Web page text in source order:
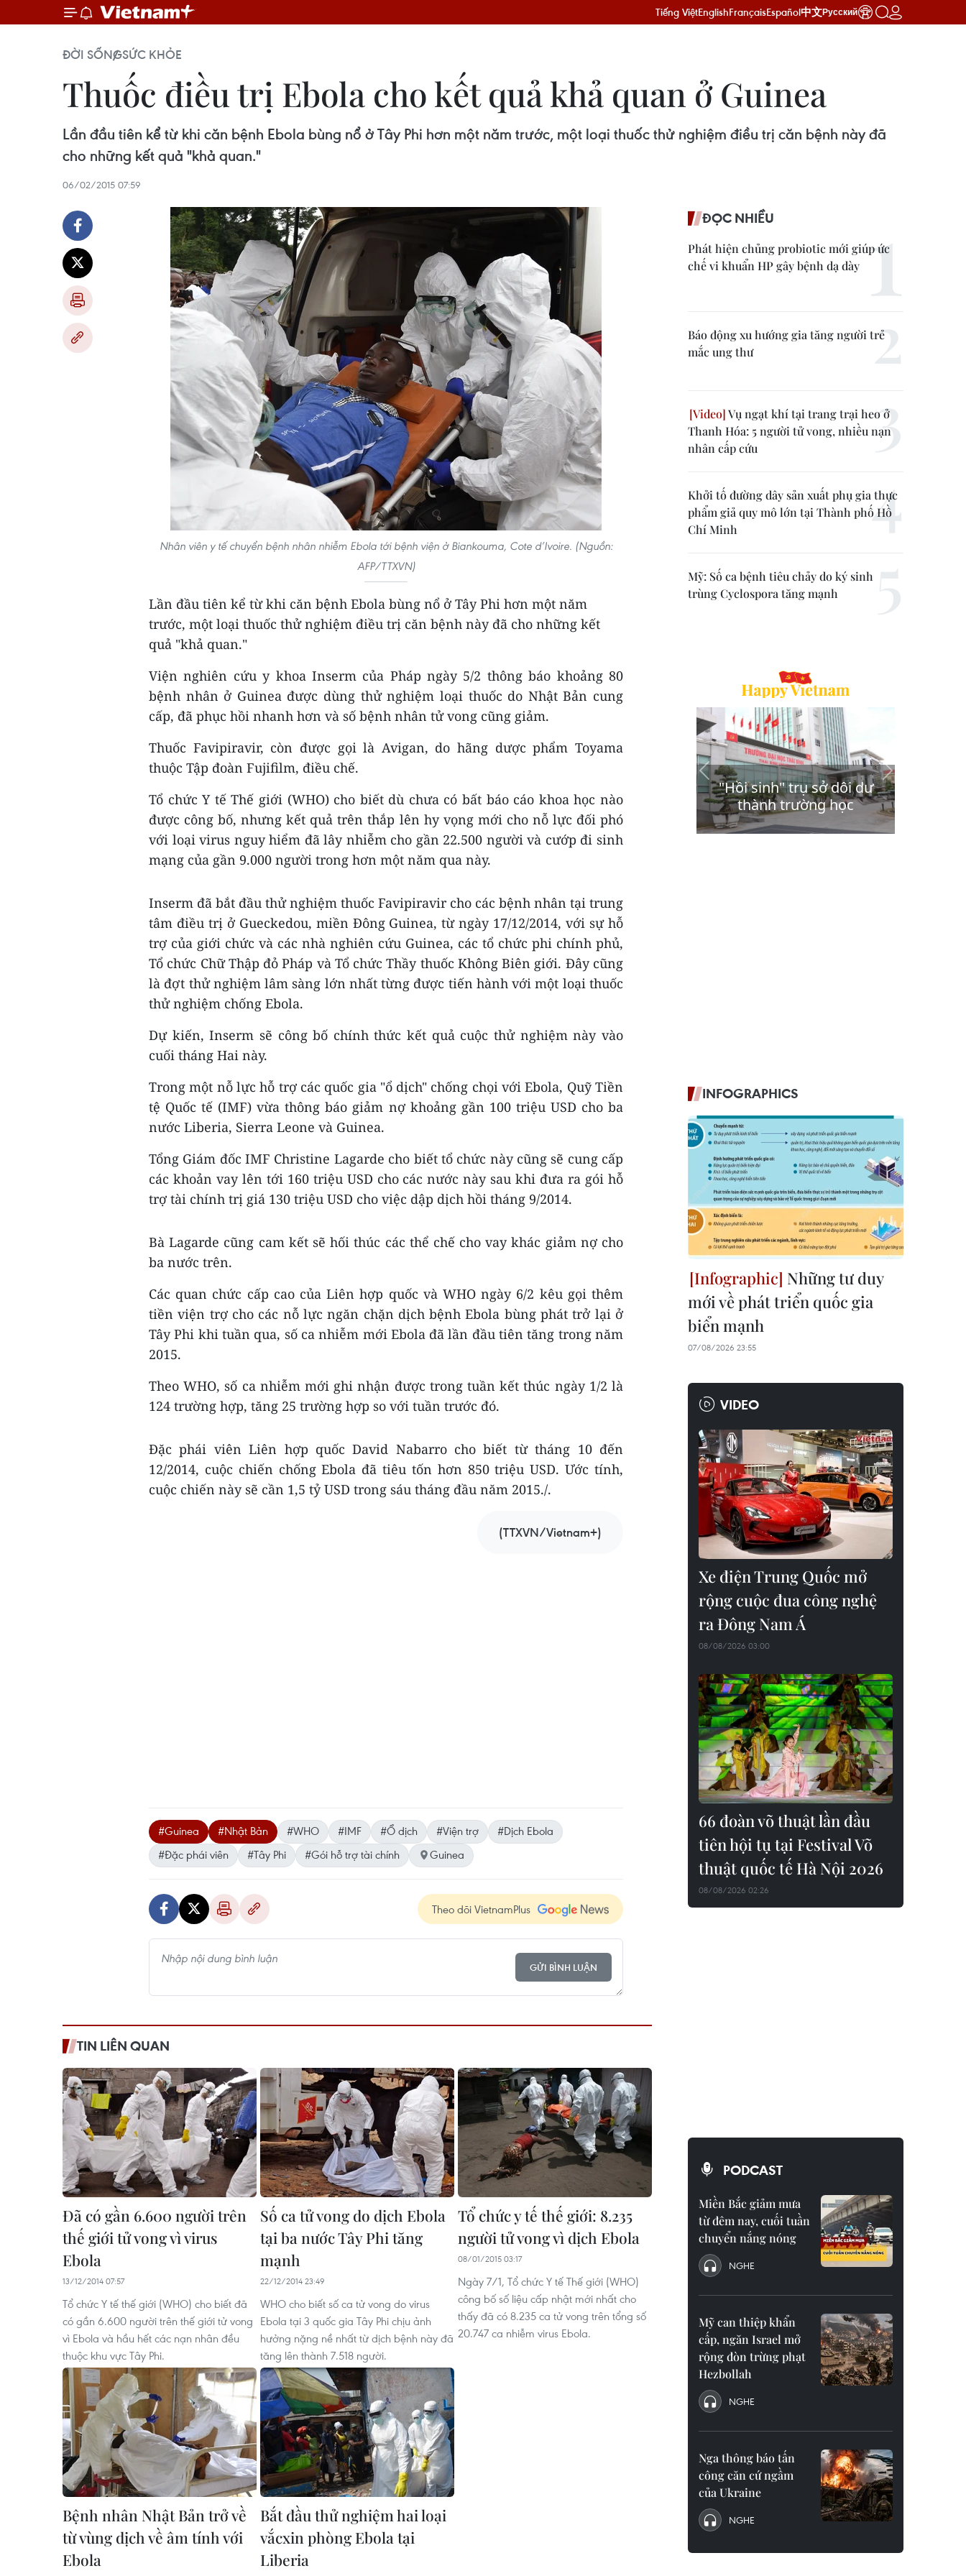
Tiếng ViệtEnglishFrançaisEspañol中文Русский
ĐỜI SỐNGSỨC KHỎE
Thuốc điều trị Ebola cho kết quả khả quan ở Guinea
Lần đầu tiên kể từ khi căn bệnh Ebola bùng nổ ở Tây Phi hơn một năm trước, một loại thuốc thử nghiệm điều trị căn bệnh này đã
cho những kết quả "khả quan."
06/02/2015 07:59
Nhân viên y tế chuyển bệnh nhân nhiễm Ebola tới bệnh viện ở Biankouma, Cote d’Ivoire. (Nguồn:
AFP/TTXVN)
Lần đầu tiên kể từ khi căn bệnh Ebola bùng nổ ở Tây Phi hơn một năm
trước, một loại thuốc thử nghiệm điều trị căn bệnh này đã cho những kết
quả "khả quan."
Viện nghiên cứu y khoa Inserm của Pháp ngày 5/2 thông báo khoảng 80
bệnh nhân ở Guinea được dùng thử nghiệm loại thuốc do Nhật Bản cung
cấp, đã phục hồi nhanh hơn và số bệnh nhân tử vong cũng giảm.
Thuốc Favipiravir, còn được gọi là Avigan, do hãng dược phẩm Toyama
thuộc Tập đoàn Fujifilm, điều chế.
Tổ chức Y tế Thế giới (WHO) cho biết dù chưa có bất báo cáo khoa học nào
được công bố, nhưng kết quả trên thắp lên hy vọng mới cho nỗ lực đối phó
với loại virus nguy hiểm đã lây nhiễm cho gần 22.500 người và cướp đi sinh
mạng của gần 9.000 người trong hơn một năm qua này.
Inserm đã bắt đầu thử nghiệm thuốc Favipiravir cho các bệnh nhân tại trung
tâm điều trị ở Gueckedou, miền Đông Guinea, từ ngày 17/12/2014, với sự hỗ
trợ của giới chức và các nhà nghiên cứu Guinea, các tổ chức phi chính phủ,
Tổ chức Chữ Thập đỏ Pháp và Tổ chức Thầy thuốc Không Biên giới. Đây cũng
là đợt thử nghiệm lâm sàng lớn nhất từng được tiến hành với một loại thuốc
thử nghiệm chống Ebola.
Dự kiến, Inserm sẽ công bố chính thức kết quả cuộc thử nghiệm này vào
cuối tháng Hai này.
Trong một nỗ lực hỗ trợ các quốc gia "ổ dịch" chống chọi với Ebola, Quỹ Tiền
tệ Quốc tế (IMF) vừa thông báo giảm nợ khoảng gần 100 triệu USD cho ba
nước Liberia, Sierra Leone và Guinea.
Tổng Giám đốc IMF Christine Lagarde cho biết tổ chức này cũng sẽ cung cấp
các khoản vay lên tới 160 triệu USD cho các nước này sau khi đưa ra gói hỗ
trợ tài chính trị giá 130 triệu USD cho việc dập dịch hồi tháng 9/2014.
Bà Lagarde cũng cam kết sẽ hối thúc các thể chế cho vay khác giảm nợ cho
ba nước trên.
Các quan chức cấp cao của Liên hợp quốc và WHO ngày 6/2 kêu gọi thêm
tiền viện trợ cho các nỗ lực ngăn chặn dịch bệnh Ebola bùng phát trở lại ở
Tây Phi khi tuần qua, số ca nhiễm mới Ebola đã lần đầu tiên tăng trong năm
2015.
Theo WHO, số ca nhiễm mới ghi nhận được trong tuần kết thúc ngày 1/2 là
124 trường hợp, tăng 25 trường hợp so với tuần trước đó.
Đặc phái viên Liên hợp quốc David Nabarro cho biết từ tháng 10 đến
12/2014, cuộc chiến chống Ebola đã tiêu tốn hơn 850 triệu USD. Ước tính,
cuộc chiến này sẽ cần 1,5 tỷ USD trong sáu tháng đầu năm 2015./.
(TTXVN/Vietnam+)
#Guinea #Nhật Bản #WHO #IMF #Ổ dịch #Viện trợ
#Dịch Ebola
#Đặc phái viên
#Tây Phi #Gói hỗ trợ tài chính Guinea
Theo dõi VietnamPlus
GỬI BÌNH LUẬN
TIN LIÊN QUAN
Đã có gần 6.600 người trên
thế giới tử vong vì virus
Ebola
13/12/2014 07:57
Tổ chức Y tế thế giới (WHO) cho biết đã
có gần 6.600 người trên thế giới tử vong
vì Ebola và hầu hết các nạn nhân đều
thuộc khu vực Tây Phi.
Số ca tử vong do dịch Ebola
tại ba nước Tây Phi tăng
mạnh
22/12/2014 23:49
WHO cho biết số ca tử vong do virus
Ebola tại 3 quốc gia Tây Phi chịu ảnh
hưởng nặng nề nhất từ dịch bệnh này đã
tăng lên thành 7.518 người.
Tổ chức y tế thế giới: 8.235
người tử vong vì dịch Ebola
08/01/2015 03:17
Ngày 7/1, Tổ chức Y tế Thế giới (WHO)
công bố số liệu cấp nhật mới nhất cho
thấy đã có 8.235 ca tử vong trên tổng số
20.747 ca nhiễm virus Ebola.
Bệnh nhân Nhật Bản trở về
từ vùng dịch về âm tính với
Ebola
Bắt đầu thử nghiệm hai loại
vắcxin phòng Ebola tại
Liberia
ĐỌC NHIỀU
Phát hiện chủng probiotic mới giúp ức
chế vi khuẩn HP gây bệnh dạ dày
Báo động xu hướng gia tăng người trẻ
mắc ung thư
Vụ ngạt khí tại trang trại heo ở
Thanh Hóa: 5 người tử vong, nhiều nạn
nhân cấp cứu
Khởi tố đường dây sản xuất phụ gia thực
phẩm giả quy mô lớn tại Thành phố Hồ
Chí Minh
Mỹ: Số ca bệnh tiêu chảy do ký sinh
trùng Cyclospora tăng mạnh
INFOGRAPHICS
Những tư duy
mới về phát triển quốc gia
biển mạnh
07/08/2026 23:55
VIDEO
Xe điện Trung Quốc mở
rộng cuộc đua công nghệ
ra Đông Nam Á
08/08/2026 03:00
66 đoàn võ thuật lần đầu
tiên hội tụ tại Festival Võ
thuật quốc tế Hà Nội 2026
08/08/2026 02:26
PODCAST
Miền Bắc giảm mưa
từ đêm nay, cuối tuần
chuyển nắng nóng
NGHE
Mỹ can thiệp khẩn
cấp, ngăn Israel mở
rộng đòn trừng phạt
Hezbollah
NGHE
Nga thông báo tấn
công căn cứ ngầm
của Ukraine
NGHE